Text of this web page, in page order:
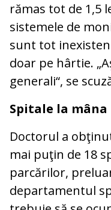
rămas tot de 1,5
sistemele de
sunt tot
doar pe hârtie.
generali“, se
Spitale la
Doctorul a
mai puţin de 18
parcărilor,
departamentul